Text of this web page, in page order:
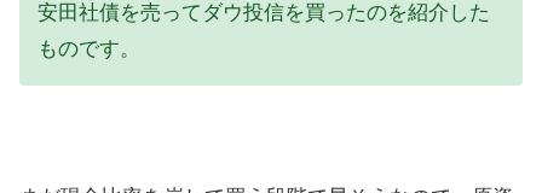
安田社債を売ってダウ投信を買ったのを紹介した
ものです。